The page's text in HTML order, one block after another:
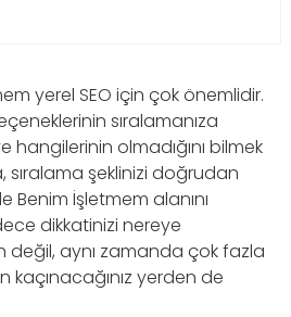
yerel SEO için çok önemlidir.
sıralamanıza
hangilerinin olmadığını bilmek
sıralama şeklinizi doğrudan
İşletmem alanını
dikkatinizi nereye
değil, aynı zamanda çok fazla
yerden de